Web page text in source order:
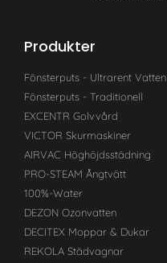
Produkter
Fönsterputs - Ultrarent Vatten
Fönsterputs - Traditionell
EXCENTR Golvvård
VICTOR Skurmaskiner
AIRVAC Höghöjdsstädning
PRO-STEAM Ångtvätt
100%-Water
DEZON Ozonvatten
DECITEX Moppar & Dukar
REKOLA Städvagnar